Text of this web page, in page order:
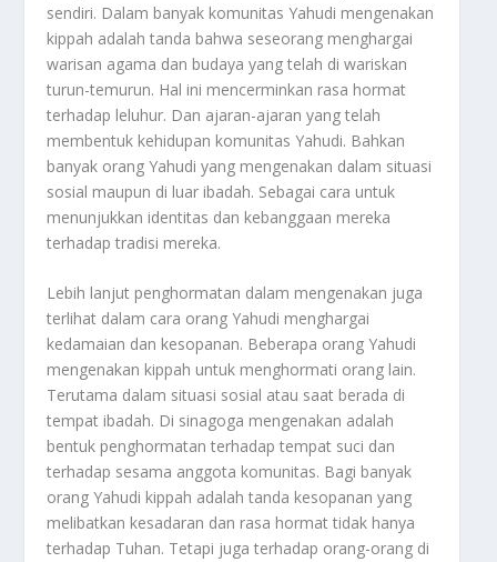
sendiri. Dalam banyak komunitas Yahudi mengenakan
kippah adalah tanda bahwa seseorang menghargai
warisan agama dan budaya yang telah di wariskan
turun-temurun. Hal ini mencerminkan rasa hormat
terhadap leluhur. Dan ajaran-ajaran yang telah
membentuk kehidupan komunitas Yahudi. Bahkan
banyak orang Yahudi yang mengenakan dalam situasi
sosial maupun di luar ibadah. Sebagai cara untuk
menunjukkan identitas dan kebanggaan mereka
terhadap tradisi mereka.
Lebih lanjut penghormatan dalam mengenakan juga
terlihat dalam cara orang Yahudi menghargai
kedamaian dan kesopanan. Beberapa orang Yahudi
mengenakan kippah untuk menghormati orang lain.
Terutama dalam situasi sosial atau saat berada di
tempat ibadah. Di sinagoga mengenakan adalah
bentuk penghormatan terhadap tempat suci dan
terhadap sesama anggota komunitas. Bagi banyak
orang Yahudi kippah adalah tanda kesopanan yang
melibatkan kesadaran dan rasa hormat tidak hanya
terhadap Tuhan. Tetapi juga terhadap orang-orang di